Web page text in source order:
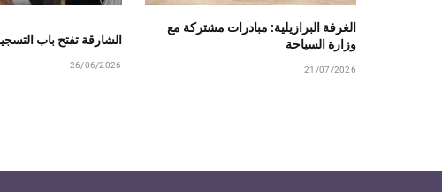
الغرفة البرازيلية: مبادرات مشتركة مع
وزارة السياحة
21/07/2026
الشارقة تفتح باب
26/06/2026